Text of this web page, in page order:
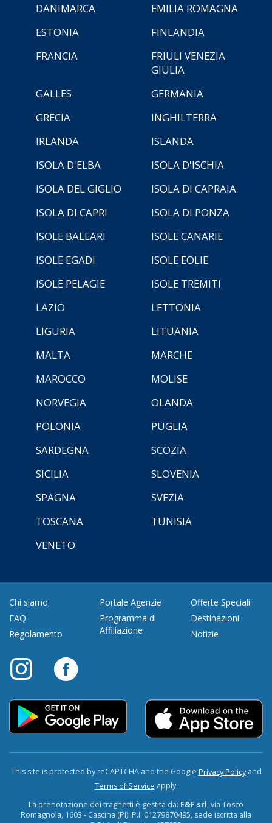
DANIMARCA
EMILIA ROMAGNA
ESTONIA
FINLANDIA
FRANCIA
FRIULI VENEZIA
GIULIA
GALLES
GERMANIA
GRECIA
INGHILTERRA
IRLANDA
ISLANDA
ISOLA D'ELBA
ISOLA D'ISCHIA
ISOLA DEL GIGLIO
ISOLA DI CAPRAIA
ISOLA DI CAPRI
ISOLA DI PONZA
ISOLE BALEARI
ISOLE CANARIE
ISOLE EGADI
ISOLE EOLIE
ISOLE PELAGIE
ISOLE TREMITI
LAZIO
LETTONIA
LIGURIA
LITUANIA
MALTA
MARCHE
MAROCCO
MOLISE
NORVEGIA
OLANDA
POLONIA
PUGLIA
SARDEGNA
SCOZIA
SICILIA
SLOVENIA
SPAGNA
SVEZIA
TOSCANA
TUNISIA
VENETO
Chi siamo
FAQ
Regolamento
Portale Agenzie
Programma di
Affiliazione
Offerte Speciali
Destinazioni
Notizie
This site is protected by reCAPTCHA and the Google Privacy Policyand
Terms of Service apply.
La prenotazione dei traghetti è gestita da: F&F srl, via Tosco
Romagnola, 1603 - Cascina (PI). P.I. 01279870495, sede iscritta alla